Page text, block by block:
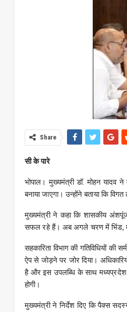
Share
सी के पारे
भोपाल। मुख्यमंत्री डॉ. मोहन
बनाया जाएगा। उन्होंने बताया कि
मुख्यमंत्री ने कहा कि शासकीय
सफल रहे हैं। अब अगले चरण में भिंड,
सहकारिता विभाग की गतिविधियों
ऐप से जोड़ने पर जोर दिया।
है और इस उपलब्धि के साथ मध्यप्रदेश
होगी।
मुख्यमंत्री ने निर्देश दिए कि पैक्स